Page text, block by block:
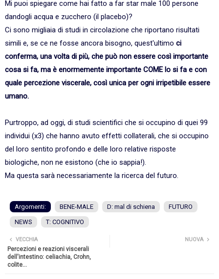
Mi puoi spiegare come hai fatto a far star male 100 persone
dandogli acqua e zucchero (il placebo)?
Ci sono migliaia di studi in circolazione che riportano risultati
simili e, se ce ne fosse ancora bisogno, quest'ultimo ci
conferma, una volta di più, che può non essere così importante
cosa si fa, ma è enormemente importante COME lo si fa e con
quale percezione viscerale, così unica per ogni irripetibile essere
umano.
Purtroppo, ad oggi, di studi scientifici che si occupino di quei 99
individui (x3) che hanno avuto effetti collaterali, che si occupino
del loro sentito profondo e delle loro relative risposte
biologiche, non ne esistono (che io sappia!).
Ma questa sarà necessariamente la ricerca del futuro.
Argomenti: BENE-MALE D: mal di schiena FUTURO
NEWS T: COGNITIVO
NUOVA
VECCHIA
Percezioni e reazioni viscerali
dell'intestino: celiachia, Crohn,
colite...